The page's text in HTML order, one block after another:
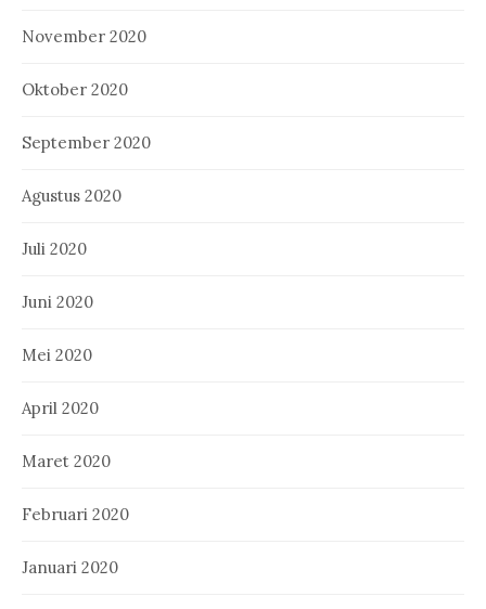
November 2020
Oktober 2020
September 2020
Agustus 2020
Juli 2020
Juni 2020
Mei 2020
April 2020
Maret 2020
Februari 2020
Januari 2020